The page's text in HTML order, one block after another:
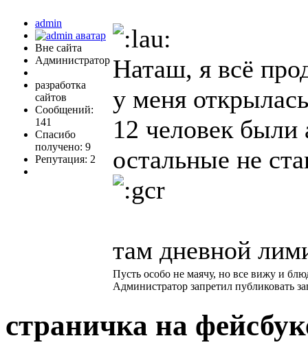
admin
Вне сайта
Администратор
разработка
сайтов
Сообщений:
141
Спасибо
получено: 9
Репутация: 2
Наташ, я всё
у меня
12 человек
остальные не
там дневной
Пусть особо не маячу, но все вижу и
Администратор запретил публиковать
страничка на